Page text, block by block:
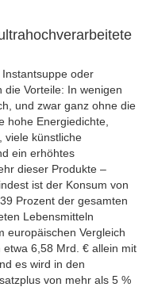
oder
die Vorteile: In wenigen
und zwar ganz ohne die
hohe Energiedichte,
viele künstliche
ein erhöhtes
dieser Produkte –
ist der Konsum von
Prozent der gesamten
Lebensmitteln
europäischen Vergleich
6,58 Mrd. € allein mit
es wird in den
von mehr als 5 %